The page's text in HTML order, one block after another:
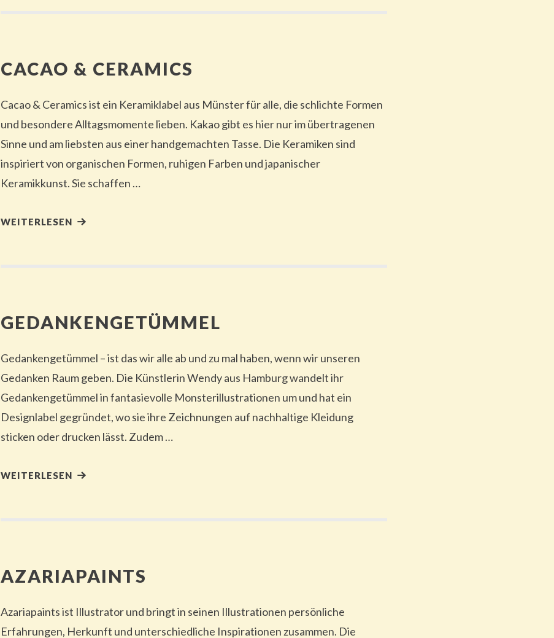
CACAO & CERAMICS
Cacao & Ceramics ist ein Keramiklabel aus Münster für alle, die schlichte Formen
und besondere Alltagsmomente lieben. Kakao gibt es hier nur im übertragenen
Sinne und am liebsten aus einer handgemachten Tasse. Die Keramiken sind
inspiriert von organischen Formen, ruhigen Farben und japanischer
Keramikkunst. Sie schaffen …
WEITERLESEN
GEDANKENGETÜMMEL
Gedankengetümmel – ist das wir alle ab und zu mal haben, wenn wir unseren
Gedanken Raum geben. Die Künstlerin Wendy aus Hamburg wandelt ihr
Gedankengetümmel in fantasievolle Monsterillustrationen um und hat ein
Designlabel gegründet, wo sie ihre Zeichnungen auf nachhaltige Kleidung
sticken oder drucken lässt. Zudem …
WEITERLESEN
AZARIAPAINTS
Azariapaints ist Illustrator und bringt in seinen Illustrationen persönliche
Erfahrungen, Herkunft und unterschiedliche Inspirationen zusammen. Die